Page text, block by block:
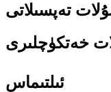
تەپسىلاتى
خەتكۈچلىرى
ئىلتىماس